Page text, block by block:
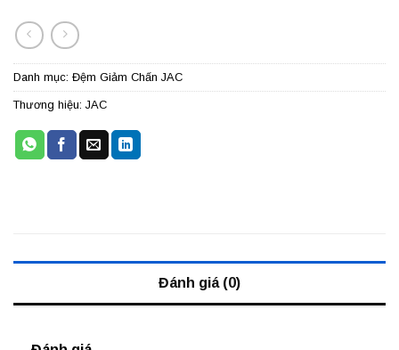
Danh mục: Đệm Giảm Chấn JAC
Thương hiệu: JAC
Đánh giá (0)